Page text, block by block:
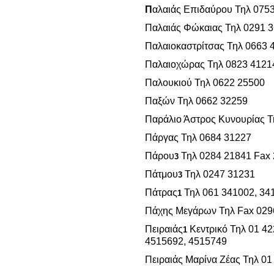
Παλαιάς Επιδαύρου Τηλ
Παλαιάς Φώκαιας Τηλ 0291
Παλαιοκαστρίτσας Τηλ 0663
Παλαιοχώρας Τηλ 0823
Παλουκιού Τηλ 0622 25500
Παξών Τηλ 0662 32259
Παράλιο Άστρος Κυνουρίας
Πάργας Τηλ 0684 31227
Πάρου3 Τηλ 0284 21841 Fax
Πάτμου3 Τηλ 0247 31231
Πάτρας1 Τηλ 061 341002,
Πάχης Μεγάρων Τηλ Fax
Πειραιάς1 Κεντρικό Τηλ 01
4515692, 4515749
Πειραιάς Μαρίνα Ζέας Τηλ